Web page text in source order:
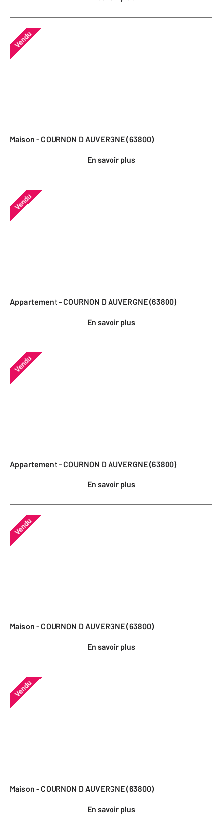
Vendu
Maison - COURNON D AUVERGNE (63800)
En savoir plus
Vendu
Appartement - COURNON D AUVERGNE (63800)
En savoir plus
Vendu
Appartement - COURNON D AUVERGNE (63800)
En savoir plus
Vendu
Maison - COURNON D AUVERGNE (63800)
En savoir plus
Vendu
Maison - COURNON D AUVERGNE (63800)
En savoir plus